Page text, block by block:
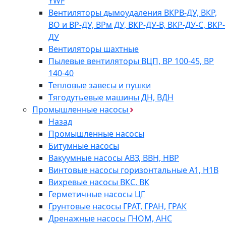
Вентиляторы дымоудаления ВКРВ-ДУ, ВКР,
ВО и ВР-ДУ, ВРм ДУ, ВКР-ДУ-В, ВКР-ДУ-С, ВКР-
ДУ
Вентиляторы шахтные
Пылевые вентиляторы ВЦП, ВР 100-45, ВР
140-40
Тепловые завесы и пушки
Тягодутьевые машины ДН, ВДН
Промышленные насосы
Назад
Промышленные насосы
Битумные насосы
Вакуумные насосы АВЗ, ВВН, НВР
Винтовые насосы горизонтальные А1, Н1В
Вихревые насосы ВКС, ВК
Герметичные насосы ЦГ
Грунтовые насосы ГРАТ, ГРАН, ГРАК
Дренажные насосы ГНОМ, АНС